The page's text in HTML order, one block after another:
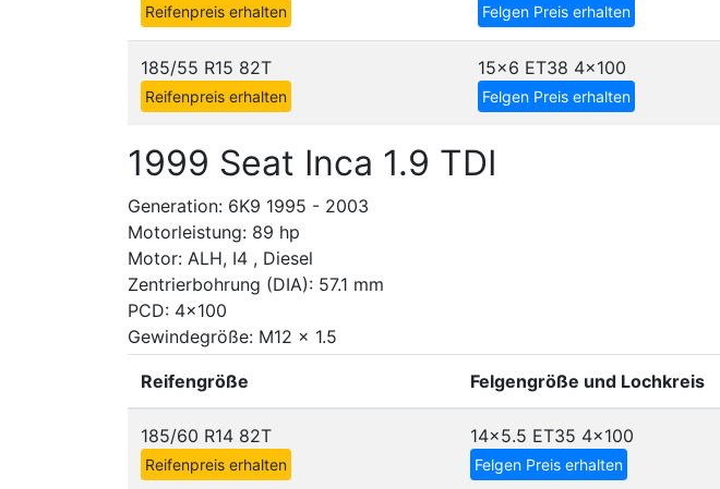
Reifenpreis erhalten Felgen Preis erhalten
185/55 R15 82T
Reifenpreis erhalten
15x6 ET38 4x100
Felgen Preis erhalten
1999 Seat Inca 1.9 TDI
Generation: 6K9 1995 - 2003
Motorleistung: 89 hp
Motor: ALH, I4 , Diesel
Zentrierbohrung (DIA): 57.1 mm
PCD: 4x100
Gewindegröße: M12 x 1.5
Reifengröße Felgengröße und Lochkreis
185/60 R14 82T
Reifenpreis erhalten
14x5.5 ET35 4x100
Felgen Preis erhalten